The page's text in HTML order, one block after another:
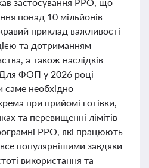
понад 10 мільйонів
приклад важливості
та дотриманням
а також наслідків
ФОП у 2026 році
саме необхідно
при прийомі готівки,
та перевищенні лімітів
РРО, які працюють
популярнішими завдяки
використання та